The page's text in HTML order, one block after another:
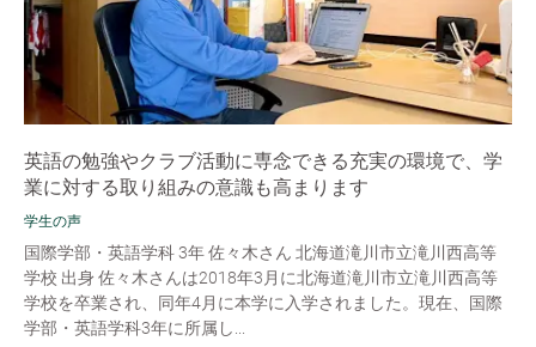
英語の勉強やクラブ活動に専念できる充実の環境で、学
業に対する取り組みの意識も高まります
学生の声
国際学部・英語学科 3年 佐々木さん 北海道滝川市立滝川西高等
学校 出身 佐々木さんは2018年3月に北海道滝川市立滝川西高等
学校を卒業され、同年4月に本学に入学されました。現在、国際
学部・英語学科3年に所属し...